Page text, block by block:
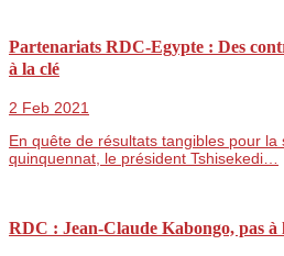
Partenariats RDC-Egypte : Des
à la clé
2 Feb 2021
En quête de résultats tangibles pour la
quinquennat, le président Tshisekedi…
RDC : Jean-Claude Kabongo, pas à